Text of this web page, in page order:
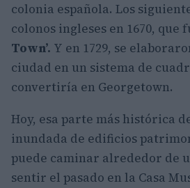
colonia española. Los
colonos ingleses en 1670, que
Town’. Y en 1729, se
ciudad en un sistema de
convertiría en Georgetown.
Hoy, esa parte más histórica
inundada de edificios
puede caminar alrededor de
sentir el pasado en la Casa